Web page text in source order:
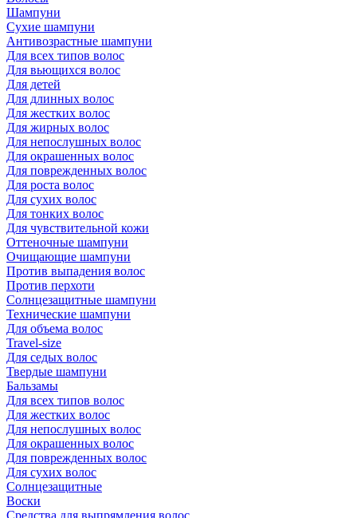
Шампуни
Сухие шампуни
Антивозрастные шампуни
Для всех типов волос
Для вьющихся волос
Для детей
Для длинных волос
Для жестких волос
Для жирных волос
Для непослушных волос
Для окрашенных волос
Для поврежденных волос
Для роста волос
Для сухих волос
Для тонких волос
Для чувствительной кожи
Оттеночные шампуни
Очищающие шампуни
Против выпадения волос
Против перхоти
Солнцезащитные шампуни
Технические шампуни
Для объема волос
Travel-size
Для седых волос
Твердые шампуни
Бальзамы
Для всех типов волос
Для жестких волос
Для непослушных волос
Для окрашенных волос
Для поврежденных волос
Для сухих волос
Солнцезащитные
Воски
Средства для выпрямления волос